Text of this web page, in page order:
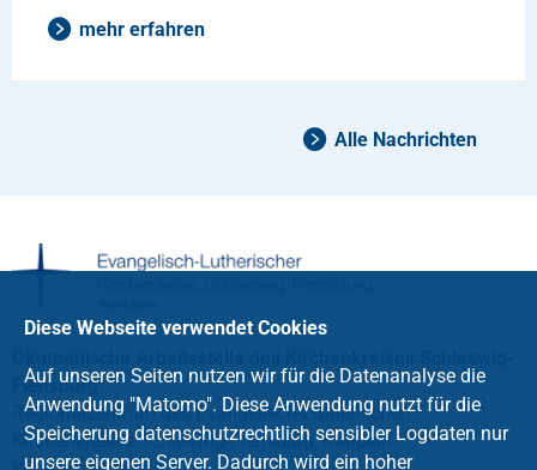
mehr erfahren
Alle Nachrichten
Flensburg
Regionalzentrum des Evangelisch-Lutherischen
Kirchenkreises Schleswig-Flensburg, Kappeln
Diese Webseite verwendet Cookies
Auf unseren Seiten nutzen wir für die Datenanalyse die
Anwendung "Matomo". Diese Anwendung nutzt für die
Speicherung datenschutzrechtlich sensibler Logdaten nur
unsere eigenen Server. Dadurch wird ein hoher